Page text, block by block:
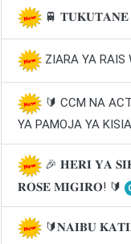
🚆
ZIARA YA
🔰 CCM NA
YA PAMOJA YA
🎉 𝐇𝐄𝐑𝐈 𝐘𝐀
𝐑𝐎𝐒𝐄 𝐌𝐈𝐆𝐈𝐑𝐎! 🔰
🔰𝐍𝐀𝐈𝐁𝐔